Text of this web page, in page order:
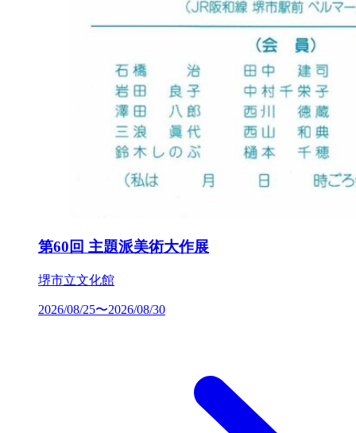
第60回 主題派美術大作展
堺市立文化館
2026/08/25〜2026/08/30